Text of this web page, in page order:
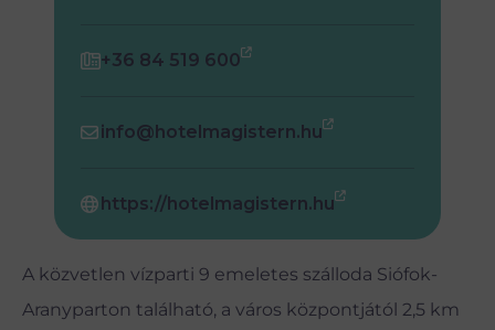
+36 84 519 600
info@hotelmagistern.hu
https://hotelmagistern.hu
A közvetlen vízparti 9 emeletes szálloda Siófok-
Aranyparton található, a város központjától 2,5 km